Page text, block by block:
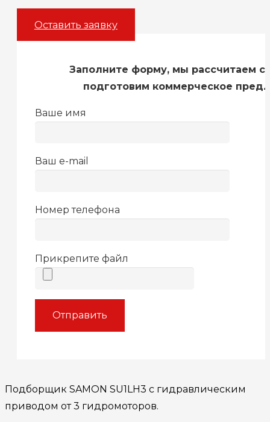
Оставить заявку
Заполните форму, мы рассчитаем
подготовим коммерческое
Ваше имя
Ваш e-mail
Номер телефона
Прикрепите файл
Подборщик SAMON SU1LH3 с гидравлическим
приводом от 3 гидромоторов.